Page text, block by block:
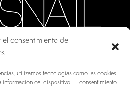
el consentimiento de
utilizamos tecnologías como las cookies
información del dispositivo. El consentimiento
ESPAÑA